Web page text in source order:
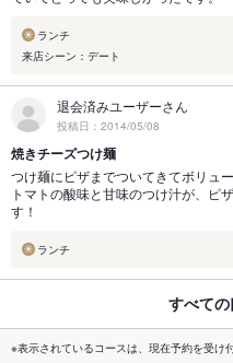
ランチ
来店シーン：デート
退会済みユーザーさん
投稿日：2014/05/08
焼きチーズつけ麺
つけ麺にピザまでついてきてボリュー
トマトの酸味と甘味のつけ汁が、ピ
す！
ランチ
すべて
※表示されているコースは、現在予約を受け